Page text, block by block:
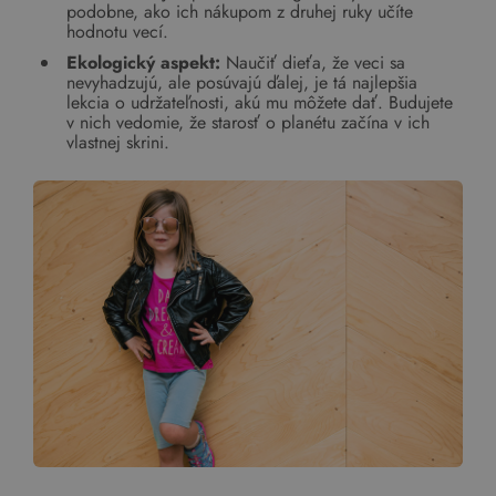
podobne, ako ich nákupom z druhej ruky učíte
hodnotu vecí.
Ekologický aspekt: Naučiť dieťa, že veci sa
nevyhadzujú, ale posúvajú ďalej, je tá najlepšia
lekcia o udržateľnosti, akú mu môžete dať. Budujete
v nich vedomie, že starosť o planétu začína v ich
vlastnej skrini.